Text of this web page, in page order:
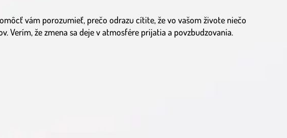
vám porozumieť, prečo odrazu cítite, že vo vašom živote niečo
Verím, že zmena sa deje v atmosfére prijatia a povzbudzovania.